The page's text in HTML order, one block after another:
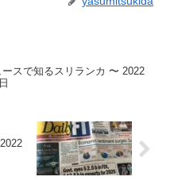
スで知るスリランカ 〜 2022